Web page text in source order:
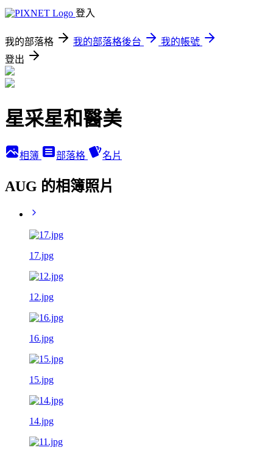
登入
我的部落格 我的部落格後台
我的帳號
登出
星采星和醫美
相簿 部落格 名片
AUG 的相簿照片
17.jpg
12.jpg
16.jpg
15.jpg
14.jpg